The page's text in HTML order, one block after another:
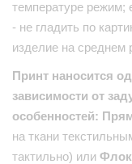
температуре режим;
- не гладить по
изделие на среднем
Принт наносится
зависимости от
особенностей:
на ткани
тактильно) или